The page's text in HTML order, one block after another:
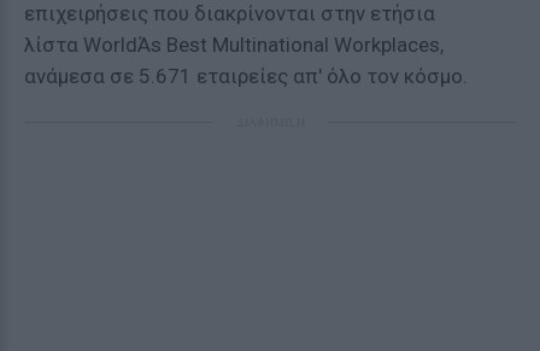
επιχειρήσεις που διακρίνονται στην ετήσια
λίστα WorldΆs Best Multinational Workplaces,
ανάμεσα σε 5.671 εταιρείες απ' όλο τον κόσμο.